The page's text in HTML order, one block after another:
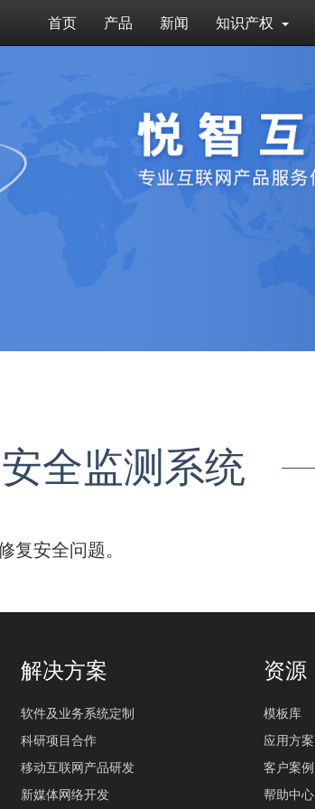
首页 产品 新闻 知识产权
全监测系统
安全问题。
解决方案
软件及业务系统定制
科研项目合作
移动互联网产品研发
新媒体网络开发
资源
模板库
应用方案
客户案例
帮助中心